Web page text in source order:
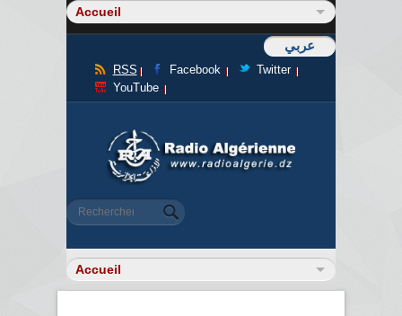
عربي
RSS Facebook
Twitter
YouTube
Formulaire de recherche
Rechercher